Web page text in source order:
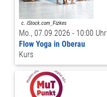
Mo., 07.09.2026 - 10:00 Uhr
Flow Yoga in Oberau
Kurs